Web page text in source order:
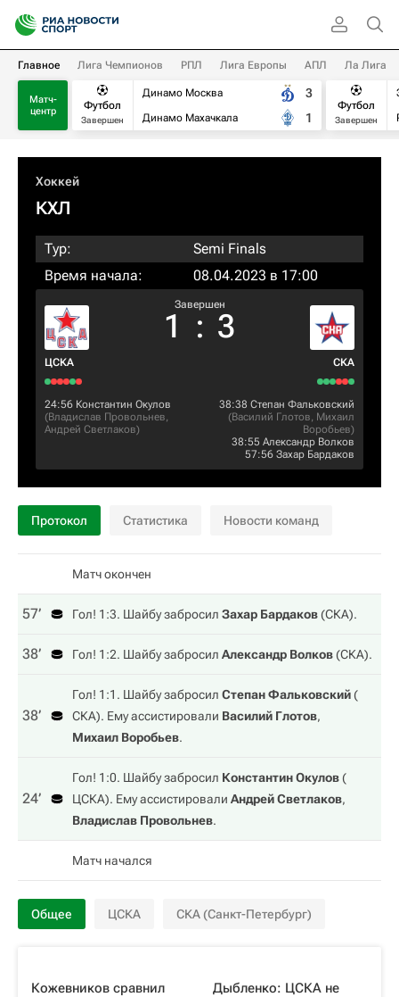
Главное Лига Чемпионов РПЛ Лига Европы АПЛ Ла Лига
Матч-
центр
Футбол
Завершен
Динамо Москва
Динамо Махачкала
3
1
Футбол
Завершен
Хоккей
КХЛ
Тур:
Semi Finals
Время начала:
08.04.2023 в 17:00
ЦСКА
Завершен
1 : 3
СКА
24:56 Константин Окулов
(Владислав Провольнев,
Андрей Светлаков)
38:38 Степан Фальковский
(Василий Глотов, Михаил
Воробьев)
38:55 Александр Волков
57:56 Захар Бардаков
Протокол Статистика Новости команд
Матч окончен
57‎’‎ Гол! 1:3. Шайбу забросил Захар Бардаков(СКА).
38‎’‎ Гол! 1:2. Шайбу забросил Александр Волков(СКА).
38‎’‎
Гол! 1:1. Шайбу забросил Степан Фальковский(
СКА). Ему ассистировали Василий Глотов,
Михаил Воробьев.
24‎’‎
Гол! 1:0. Шайбу забросил Константин Окулов(
ЦСКА). Ему ассистировали Андрей Светлаков,
Владислав Провольнев.
Матч начался
Общее ЦСКА СКА (Санкт-Петербург)
Кожевников сравнил
Дыбленко: ЦСКА не